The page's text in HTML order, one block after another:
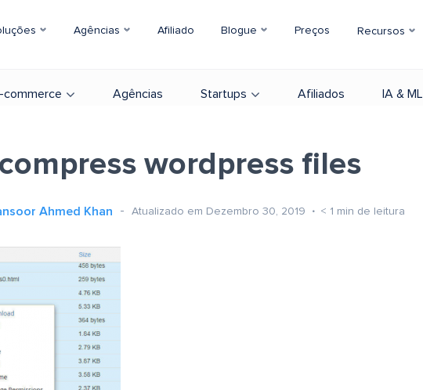
Agências Afiliado Blogue Preços Recursos
commerce Agências Startups Afiliados IA & ML
compress wordpress files
Ahmed Khan Atualizado em Dezembro 30, 2019 < 1 min de leitura